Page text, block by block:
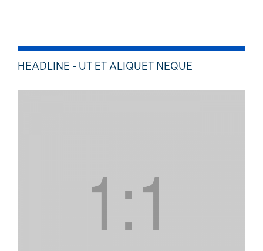
HEADLINE - UT ET ALIQUET NEQUE